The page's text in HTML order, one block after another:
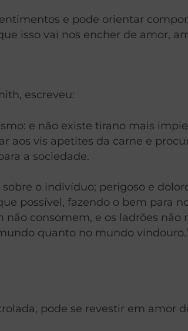
e pode orientar
isso vai nos encher de amor,
escreveu:
e não existe tirano mais
vis apetites da carne e
a sociedade.
o indivíduo; perigoso e
possível, fazendo o bem para
consomem, e os ladrões
quanto no mundo
pode se revestir em amor